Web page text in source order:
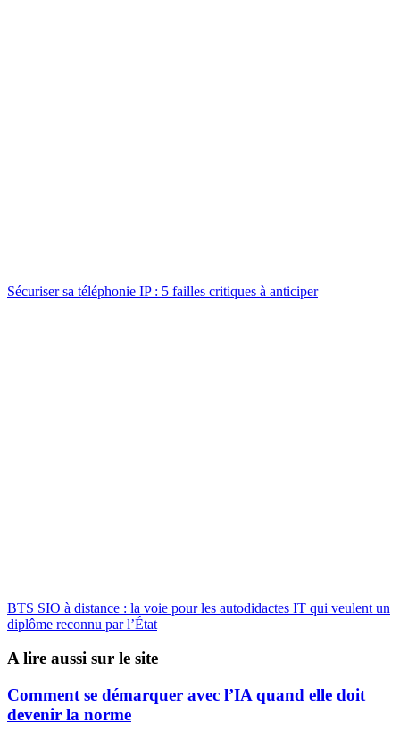
Sécuriser sa téléphonie IP : 5 failles critiques à anticiper
BTS SIO à distance : la voie pour les autodidactes IT qui veulent un
diplôme reconnu par l’État
A lire aussi sur le site
Comment se démarquer avec l’IA quand elle doit
devenir la norme